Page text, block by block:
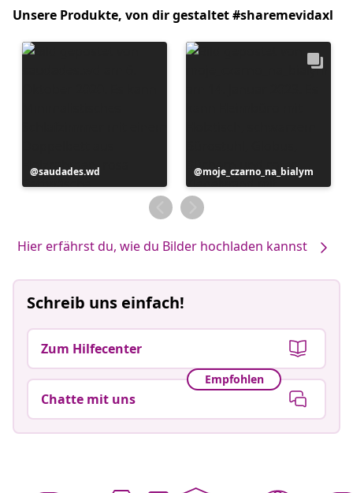
Unsere Produkte, von dir gestaltet #sharemevidaxl
Beitrag
veröffentlicht
saudades.wd
Beitrag
veröffentlicht
von
moje_czarno_na_bialym
Hier erfährst du, wie du Bilder hochladen kannst
Schreib uns einfach!
Zum Hilfecenter
Empfohlen
Chatte mit uns